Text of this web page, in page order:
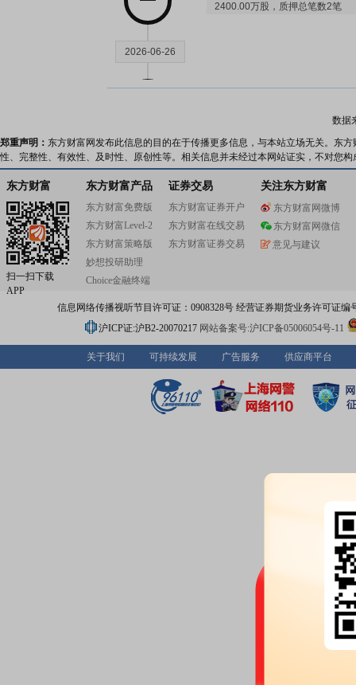
2400.00万股，质押总笔数2笔
2026-06-26
2026-06-18
股权质押：截止2026年06月18
2400.00万股，质押总笔数2笔
2026-06-12
2400.00万股，质押总笔数2笔
2026-06-05
股权质押：截止2026年06月05
2400.00万股，质押总笔数2笔
截止2026年05月29
2400.00万股，质押总笔数2笔
2026年05月28日公布
月04日；除权除息日：2026年
2026年05月28日发布《
数据
郑重声明： 东方财富网发布此信息的目的在于传播更多信息，与本站立场无关。东
性、完整性、有效性、及时性、原创性等。相关信息并未经过本网站证实，不对您
东方财富
扫一扫下载
APP
东方财富产品
东方财富免费版
东方财富Level-2
东方财富策略版
妙想投研助理
Choice金融终端
证券交易
东方财富证券开户
东方财富在线交易
东方财富证券交易
关注东方财富
东方财富网微博
东方财富网微信
意见与建议
信息网络传播视听节目许可证：0908328号 经营证券期货业务许可证编
沪ICP证:沪B2-20070217 网站备案号:沪ICP备05006054号-11
关于我们 可持续发展 广告服务 供应商平台